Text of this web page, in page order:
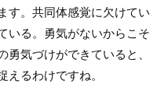
す。共同体感覚に欠けてい
いる。勇気がないからこそ
気づけができていると、
るわけですね。